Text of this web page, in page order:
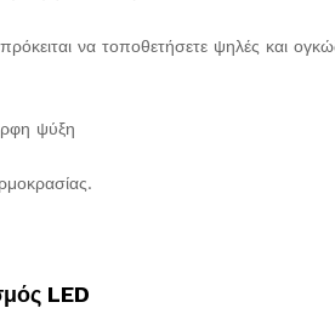
να τοποθετήσετε ψηλές και
ψύξη
LED